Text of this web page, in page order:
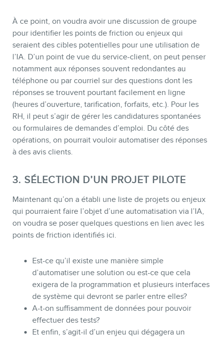
À ce point, on voudra avoir une discussion de groupe
pour identifier les points de friction ou enjeux qui
seraient des cibles potentielles pour une utilisation de
l’IA. D’un point de vue du service-client, on peut penser
notamment aux réponses souvent redondantes au
téléphone ou par courriel sur des questions dont les
réponses se trouvent pourtant facilement en ligne
(heures d’ouverture, tarification, forfaits, etc.). Pour les
RH, il peut s’agir de gérer les candidatures spontanées
ou formulaires de demandes d’emploi. Du côté des
opérations, on pourrait vouloir automatiser des réponses
à des avis clients.
3. SÉLECTION D’UN PROJET PILOTE
Maintenant qu’on a établi une liste de projets ou enjeux
qui pourraient faire l’objet d’une automatisation via l’IA,
on voudra se poser quelques questions en lien avec les
points de friction identifiés ici.
Est-ce qu’il existe une manière simple
d’automatiser une solution ou est-ce que cela
exigera de la programmation et plusieurs interfaces
de système qui devront se parler entre elles?
A-t-on suffisamment de données pour pouvoir
effectuer des tests?
Et enfin, s’agit-il d’un enjeu qui dégagera un